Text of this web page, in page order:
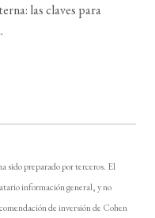
las claves para
sido preparado por terceros. El
información general, y no
de inversión de Cohen